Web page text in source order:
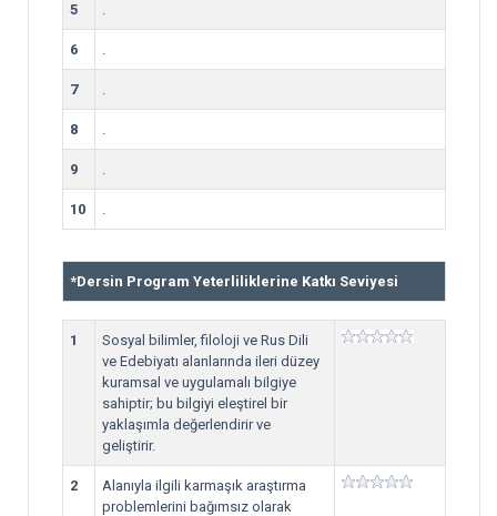
5 .
6 .
7 .
8 .
9 .
10 .
*Dersin Program Yeterliliklerine Katkı Seviyesi
1
Sosyal bilimler, filoloji ve Rus Dili
ve Edebiyatı alanlarında ileri düzey
kuramsal ve uygulamalı bilgiye
sahiptir; bu bilgiyi eleştirel bir
yaklaşımla değerlendirir ve
geliştirir.
2
Alanıyla ilgili karmaşık araştırma
problemlerini bağımsız olarak